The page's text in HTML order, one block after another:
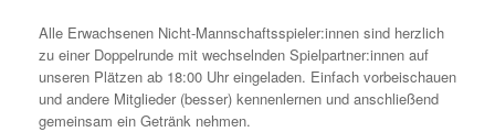
Alle Erwachsenen Nicht-Mannschaftsspieler:innen sind herzlich
zu einer Doppelrunde mit wechselnden Spielpartner:innen auf
unseren Plätzen ab 18:00 Uhr eingeladen. Einfach vorbeischauen
und andere Mitglieder (besser) kennenlernen und anschließend
gemeinsam ein Getränk nehmen.